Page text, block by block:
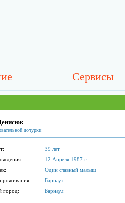
Сервисы
дочурки
39 лет
12 Апреля 1987 г.
Один славный малыш
Барнаул
город:
Барнаул